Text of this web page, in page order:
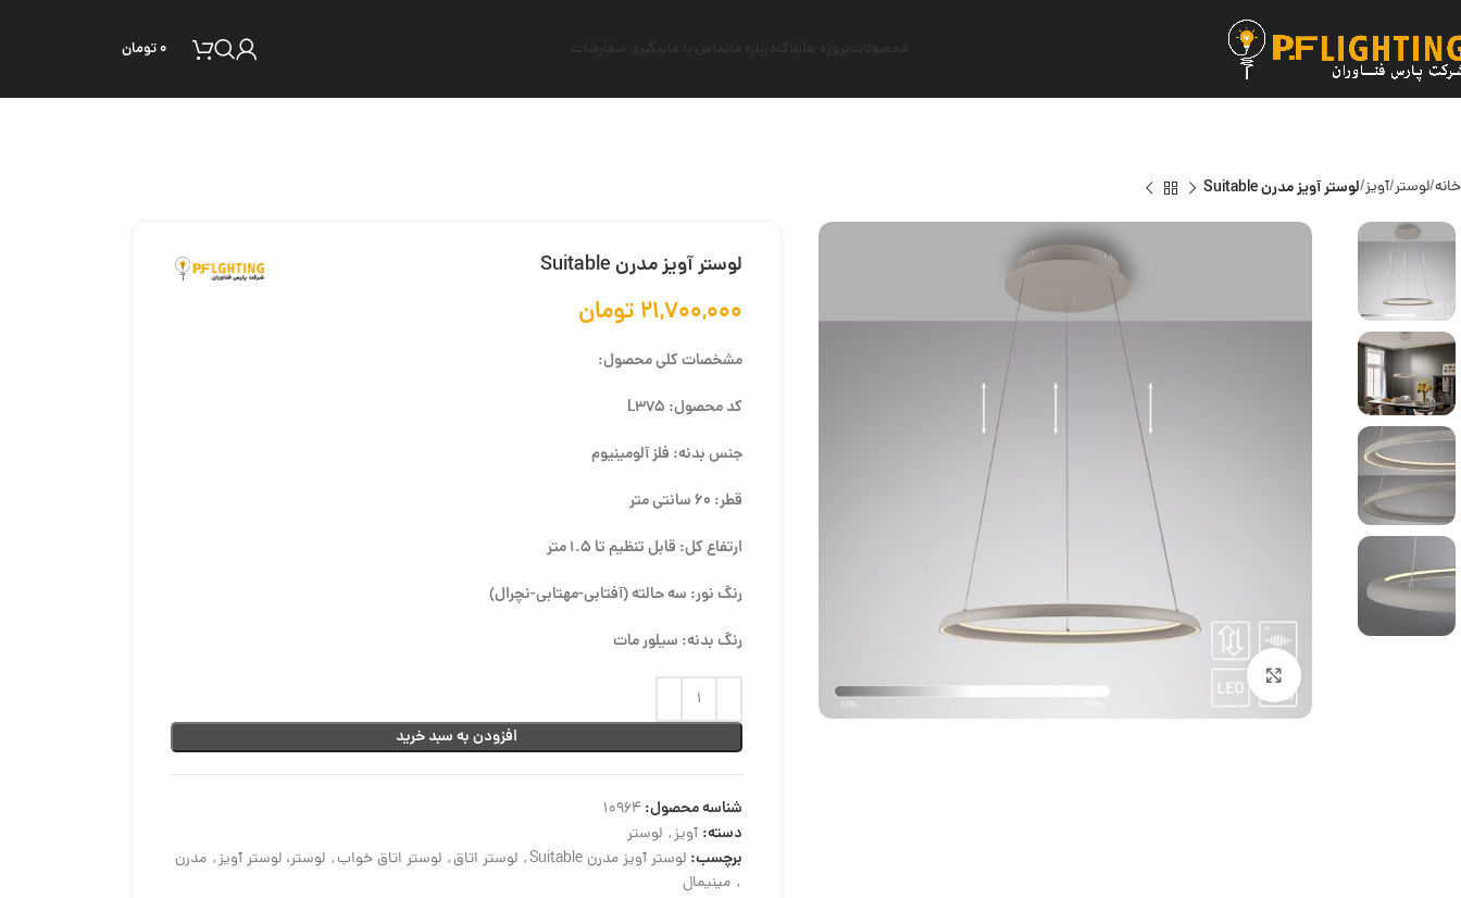
۰تومان
خانه لوستر آویز لوستر آویز مدرن Suitable
بزرگنمایی تصویر
لوستر آویز مدرن Suitable
۲۱,۷۰۰,۰۰۰ تومان
مشخصات کلی محصول:
کد محصول: L375
جنس بدنه: فلز آلومینیوم
قطر: 60 سانتی متر
ارتفاع کل: قابل تنظیم تا 1.5 متر
رنگ نور: سه حالته (آفتابی-مهتابی-نچرال)
رنگ بدنه: سیلور مات
افزودن به سبد خرید
شناسه محصول:10964
دسته: آویز, لوستر
برچسب: لوستر آویز مدرن Suitable , لوستر اتاق, لوستر اتاق خواب, لوستر، لوستر آویز, مدرن
, مینیمال